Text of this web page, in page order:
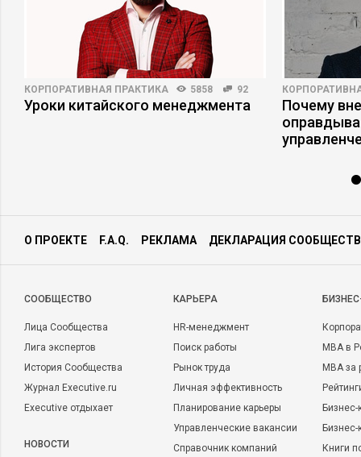
КОРПОРАТИВНАЯ ПРАКТИКА 5858 92
Уроки китайского менеджмента
Почему
О ПРОЕКТЕ F.A.Q. РЕКЛАМА ДЕКЛАРАЦИЯ
CООБЩЕСТВО
Лица Сообщества
Лига экспертов
История Сообщества
Журнал Executive.ru
Executive отдыхает
НОВОСТИ
КАРЬЕРА
HR-менеджмент
Поиск работы
Рынок труда
Личная эффективность
Планирование карьеры
Управленческие вакансии
Справочник компаний
MBA в
MBA
Бизнес-
Книги